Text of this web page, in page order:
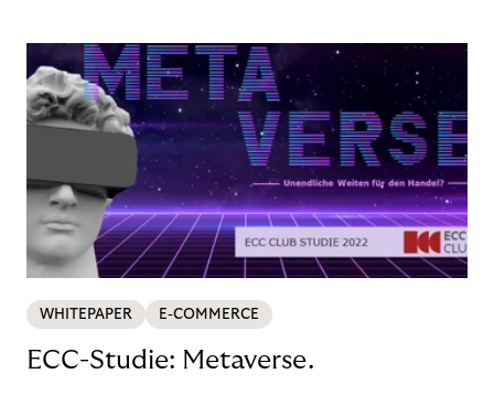
WHITEPAPER E-COMMERCE
ECC-Studie: Metaverse.